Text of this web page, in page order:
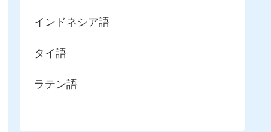
インドネシア語
タイ語
ラテン語